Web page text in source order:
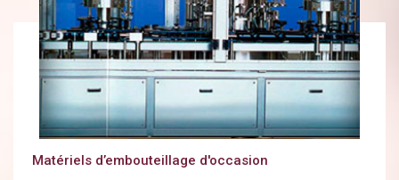
Matériels d’embouteillage d'occasion